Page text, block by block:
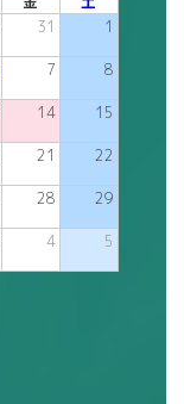
31 1
7 8
14 15
21 22
28 29
4 5